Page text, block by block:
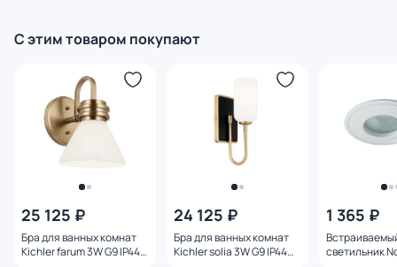
С этим товаром покупают
25 125 ₽
Бра для ванных комнат
Kichler farum 3W G9 IP44
24 125 ₽
Бра для ванных комнат
Kichler solia 3W G9 IP44
1 365 ₽
светильник